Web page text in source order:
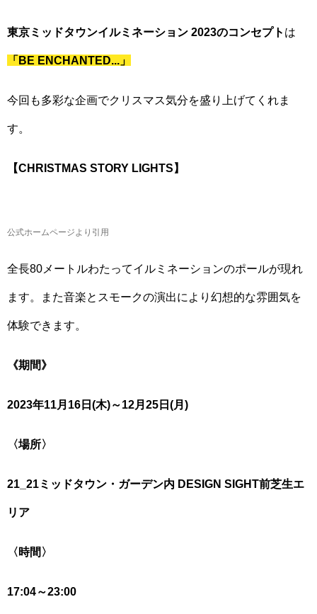
東京ミッドタウンイルミネーション 2023のコンセプト は
「BE ENCHANTED...」
今回も多彩な企画でクリスマス気分を盛り上げてくれま
す。
【CHRISTMAS STORY LIGHTS】
公式ホームページより引用
全長80メートルわたってイルミネーションのポールが現れ
ます。また音楽とスモークの演出により幻想的な雰囲気を
体験できます。
《期間》
2023年11月16日(木)～12月25日(月)
〈場所〉
21_21ミッドタウン・ガーデン内 DESIGN SIGHT前芝生エ
リア
〈時間〉
17:04～23:00